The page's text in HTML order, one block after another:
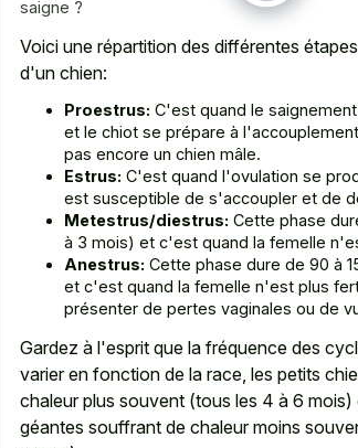
saigne ?
Voici une répartition des différentes
d'un chien:
Proestrus: C'est quand le
et le chiot se prépare à
pas encore un chien mâle.
Estrus: C'est quand l'ovulation se
est susceptible de s'accoupler et de
Metestrus/diestrus: Cette phase
à 3 mois) et c'est quand la femelle
Anestrus: Cette phase dure de 90 à
et c'est quand la femelle n'est plus
présenter de pertes vaginales ou de
Gardez à l'esprit que la fréquence des
varier en fonction de la race, les petits
chaleur plus souvent (tous les 4 à 6 mois)
géantes souffrant de chaleur moins